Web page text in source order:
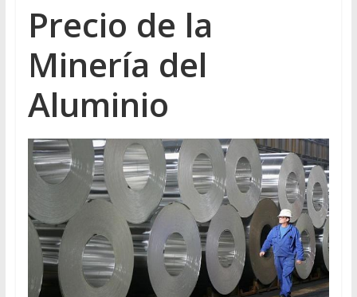
Precio de la
Minería del
Aluminio